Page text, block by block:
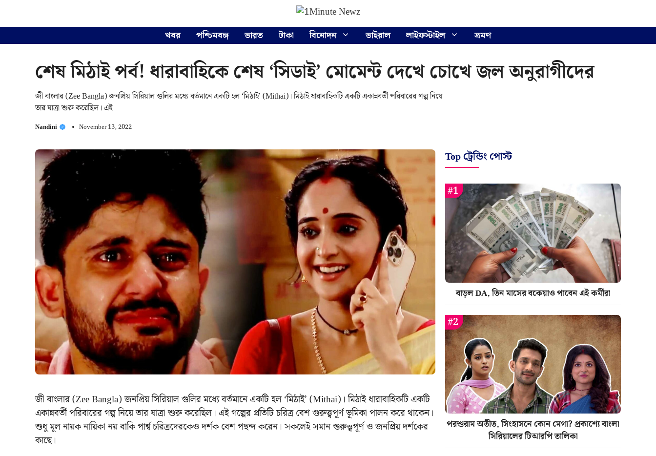
খবর পশ্চিমবঙ্গ ভারত টাকা বিনোদন ভাইরাল লাইফস্টাইল ভ্রমণ
শেষ মিঠাই পর্ব! ধারাবাহিকে শেষ ‘সিডাই’ মোমেন্ট দেখে চোখে জল অনুরাগীদের
জী বাংলার (Zee Bangla) জনপ্রিয় সিরিয়াল গুলির মধ্যে বর্তমানে একটি হল ‘মিঠাই’ (Mithai)। মিঠাই ধারাবাহিকটি একটি একান্নবর্তী পরিবারের গল্প নিয়ে
তার যাত্রা শুরু করেছিল। এই
Nandini November 13, 2022
জী বাংলার (Zee Bangla) জনপ্রিয় সিরিয়াল গুলির মধ্যে বর্তমানে একটি হল ‘মিঠাই’ (Mithai)। মিঠাই ধারাবাহিকটি একটি
একান্নবর্তী পরিবারের গল্প নিয়ে তার যাত্রা শুরু করেছিল। এই গল্পের প্রতিটি চরিত্র বেশ গুরুত্ত্বপূর্ণ ভূমিকা পালন করে থাকেন।
শুধু মূল নায়ক নায়িকা নয় বাকি পার্শ্ব চরিত্রদেরকেও দর্শক বেশ পছন্দ করেন। সকলেই সমান গুরুত্ত্বপূর্ণ ও জনপ্রিয় দর্শকের
কাছে।
Top ট্রেন্ডিং পোস্ট
বাড়ল DA, তিন মাসের বকেয়াও পাবেন এই কর্মীরা
পরশুরাম অতীত, সিংহাসনে কোন মেগা? প্রকাশ্যে বাংলা
সিরিয়ালের টিআরপি তালিকা